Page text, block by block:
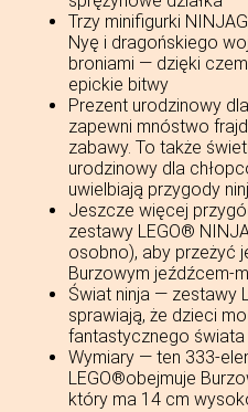
Trzy minifigurki
Nyę i dragońskiego
broniami — dzięki
epickie bitwy
Prezent urodzinowy
zapewni mnóstwo
zabawy. To także
urodzinowy dla
uwielbiają przygody
Jeszcze więcej
zestawy LEGO®
osobno), aby przeżyć
Burzowym jeźdźcem-
Świat ninja — zestawy
sprawiają, że dzieci
fantastycznego
Wymiary — ten 333-
LEGO®obejmuje
który ma 14 cm